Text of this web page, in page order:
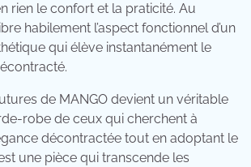
rien le confort et la praticité. Au
habilement l’aspect fonctionnel d’un
qui élève instantanément le
de MANGO devient un véritable
robe de ceux qui cherchent à
décontractée tout en adoptant le
une pièce qui transcende les